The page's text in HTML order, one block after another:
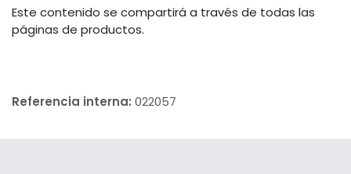
Este contenido se compartirá a través de todas las
páginas de productos.
Referencia interna: 022057